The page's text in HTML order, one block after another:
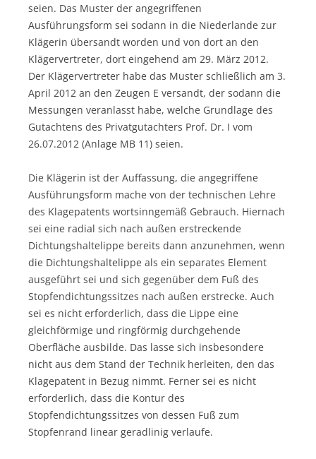
seien. Das Muster der angegriffenen
Ausführungsform sei sodann in die Niederlande zur
Klägerin übersandt worden und von dort an den
Klägervertreter, dort eingehend am 29. März 2012.
Der Klägervertreter habe das Muster schließlich am 3.
April 2012 an den Zeugen E versandt, der sodann die
Messungen veranlasst habe, welche Grundlage des
Gutachtens des Privatgutachters Prof. Dr. I vom
26.07.2012 (Anlage MB 11) seien.
Die Klägerin ist der Auffassung, die angegriffene
Ausführungsform mache von der technischen Lehre
des Klagepatents wortsinngemäß Gebrauch. Hiernach
sei eine radial sich nach außen erstreckende
Dichtungshaltelippe bereits dann anzunehmen, wenn
die Dichtungshaltelippe als ein separates Element
ausgeführt sei und sich gegenüber dem Fuß des
Stopfendichtungssitzes nach außen erstrecke. Auch
sei es nicht erforderlich, dass die Lippe eine
gleichförmige und ringförmig durchgehende
Oberfläche ausbilde. Das lasse sich insbesondere
nicht aus dem Stand der Technik herleiten, den das
Klagepatent in Bezug nimmt. Ferner sei es nicht
erforderlich, dass die Kontur des
Stopfendichtungssitzes von dessen Fuß zum
Stopfenrand linear geradlinig verlaufe.